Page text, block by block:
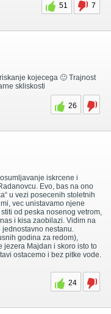
51
7
kojecega 🙂 Trajnost
skliskosti
26
iskrcene i
Evo, bas na ono
u vezi posecenih stoletnih
vec unistavamo njene
od peska nosenog vetrom,
i kisa zaobilazi. Vidim na
nestanu.
godina za redom),
jezera Majdan i skoro isto to
ostacemo i bez pitke vode.
24